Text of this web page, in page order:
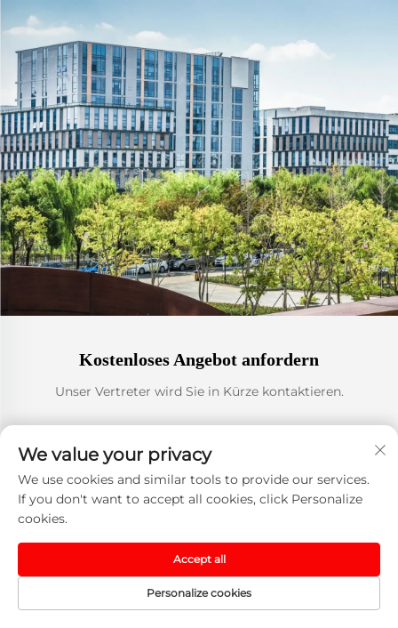
Kostenloses Angebot anfordern
Unser Vertreter wird Sie in Kürze kontaktieren.
0/100
Name
Unternehmensname
We value your privacy
We use cookies and similar tools to provide our services.
If you don't want to accept all cookies, click Personalize
cookies.
Personalize cookies
Accept all